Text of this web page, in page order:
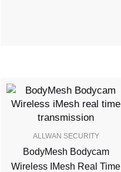
ALLWAN SECURITY
BodyMesh Bodycam
Wireless IMesh Real Time